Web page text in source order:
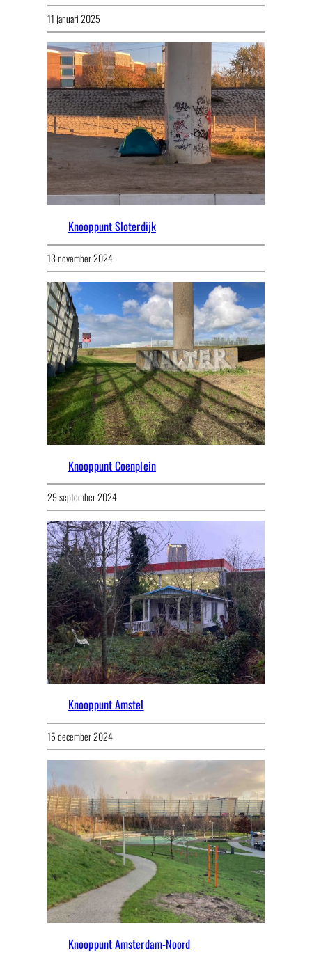
11 januari 2025
Knooppunt Sloterdijk
13 november 2024
Knooppunt Coenplein
29 september 2024
Knooppunt Amstel
15 december 2024
Knooppunt Amsterdam-Noord